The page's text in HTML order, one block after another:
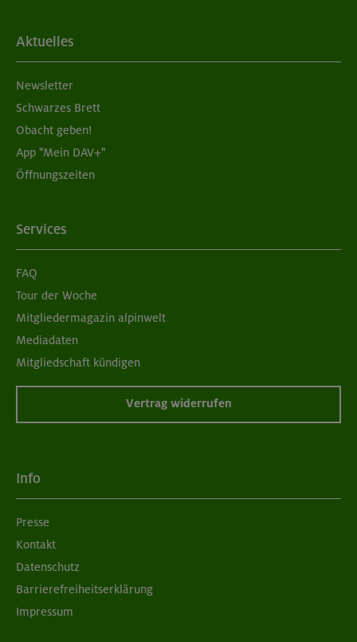
Aktuelles
Newsletter
Schwarzes Brett
Obacht geben!
App "Mein DAV+"
Öffnungszeiten
Services
FAQ
Tour der Woche
Mitgliedermagazin alpinwelt
Mediadaten
Mitgliedschaft kündigen
Vertrag widerrufen
Info
Presse
Kontakt
Datenschutz
Barrierefreiheitserklärung
Impressum